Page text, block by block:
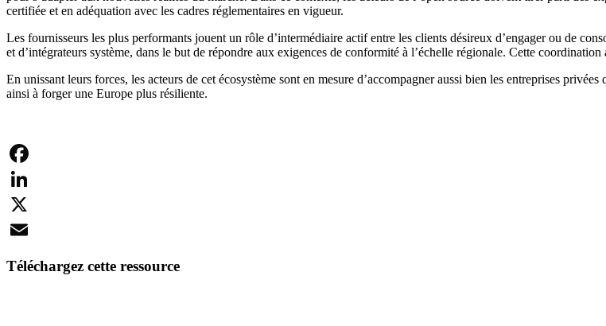
certifiée et en adéquation avec les cadres réglementaires en vigueur.
Les fournisseurs les plus performants jouent un rôle d’intermédiaire actif entre les clients désireux d’engager ou de
et d’intégrateurs système, dans le but de répondre aux exigences de conformité à l’échelle régionale. Cette
En unissant leurs forces, les acteurs de cet écosystème sont en mesure d’accompagner aussi bien les entreprises
ainsi à forger une Europe plus résiliente.
Facebook
LinkedIn
X
Téléchargez cette ressource